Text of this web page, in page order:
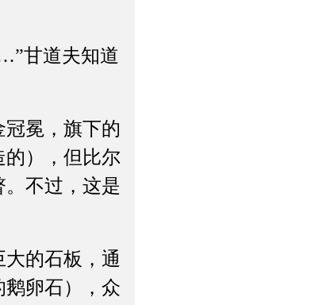
甘道夫知道
冕，旗下的
），但比尔
不过，这是
的石板，通
卵石），众